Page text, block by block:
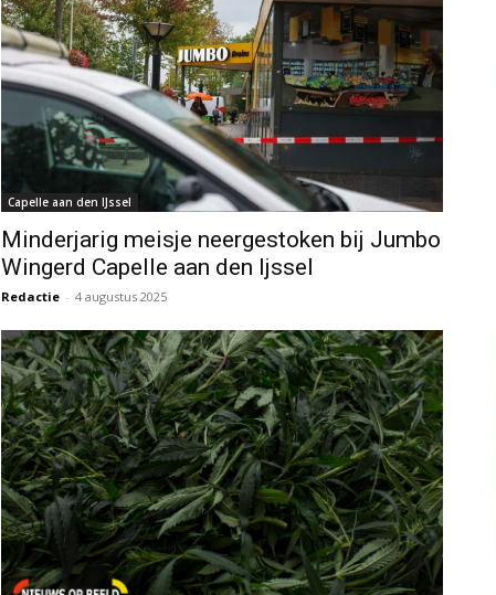
Capelle aan den IJssel
Minderjarig meisje neergestoken bij Jumbo
Wingerd Capelle aan den Ijssel
Redactie - 4 augustus 2025